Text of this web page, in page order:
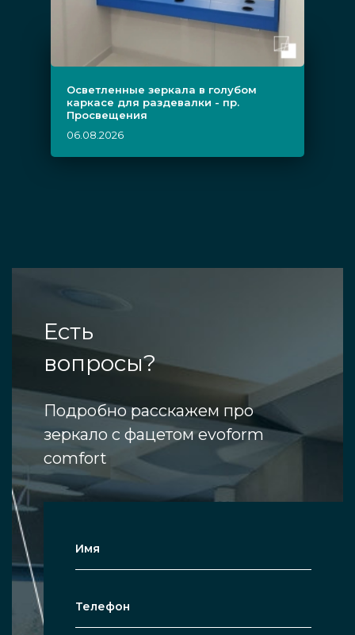
Осветленные зеркала в голубом
каркасе для раздевалки - пр.
Просвещения
06.08.2026
Есть
вопросы?
Подробно расскажем про
зеркало с фацетом evoform
comfort